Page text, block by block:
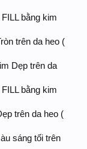
bằng kim
trên da heo (
Dẹp trên da
bằng kim
trên da heo (
sáng tối trên